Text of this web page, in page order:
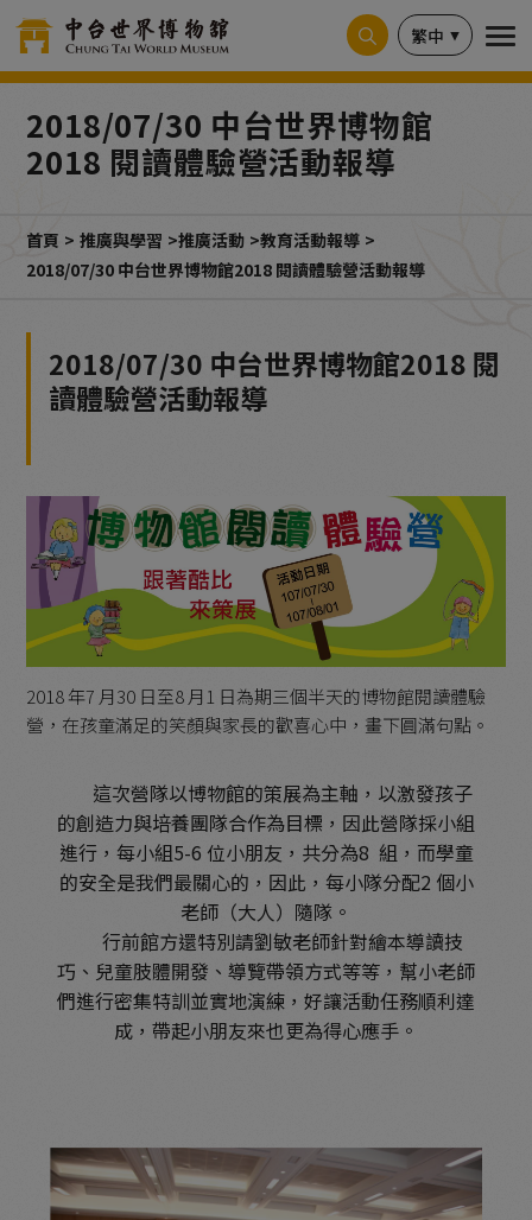
繁中
2018/07/30 中台世界博物館
2018 閱讀體驗營活動報導
首頁 推廣與學習 推廣活動
教育活動報導
2018/07/30 中台世界博物館2018 閱讀體驗營活動報導
2018/07/30 中台世界博物館2018 閱
讀體驗營活動報導
2018 年7 月30 日至8 月1 日為期三個半天的博物館閱讀體驗
營，在孩童滿足的笑顏與家長的歡喜心中，畫下圓滿句點。
這次營隊以博物館的策展為主軸，以激發孩子
的創造力與培養團隊合作為目標，因此營隊採小組
進行，每小組5-6 位小朋友，共分為8 組，而學童
的安全是我們最關心的，因此，每小隊分配2 個小
老師（大人）隨隊。
行前館方還特別請劉敏老師針對繪本導讀技
巧、兒童肢體開發、導覽帶領方式等等，幫小老師
們進行密集特訓並實地演練，好讓活動任務順利達
成，帶起小朋友來也更為得心應手。
Cookie管理面板